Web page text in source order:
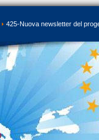
425-Nuova newsletter del